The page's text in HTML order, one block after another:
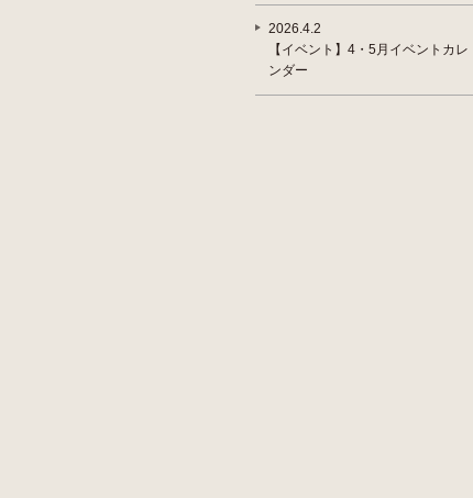
2026.4.2
【イベント】4・5月イベントカレ
ンダー